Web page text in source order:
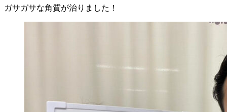
ガサガサな角質が治りました！